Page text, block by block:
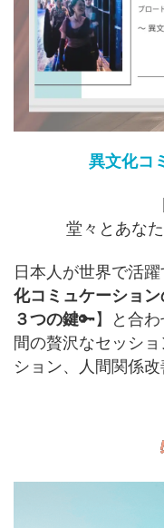
異文化コ
堂々とあな
日本人が世界で活
化コミュケーショ
３つの鍵🔑】と合
間の贅沢なセッショ
ション、人間関係改